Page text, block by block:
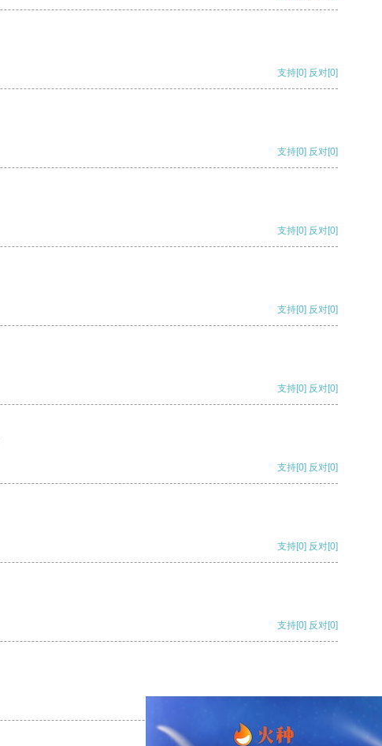
支持[0] 反对[0]
支持[0] 反对[0]
支持[0] 反对[0]
支持[0] 反对[0]
支持[0] 反对[0]
支持[0] 反对[0]
支持[0] 反对[0]
支持[0] 反对[0]